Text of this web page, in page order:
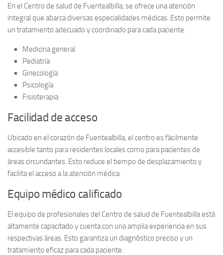
En el Centro de salud de Fuentealbilla, se ofrece una atención
integral que abarca diversas especialidades médicas. Esto permite
un tratamiento adecuado y coordinado para cada paciente.
Medicina general
Pediatría
Ginecología
Psicología
Fisioterapia
Facilidad de acceso
Ubicado en el corazón de Fuentealbilla, el centro es fácilmente
accesible tanto para residentes locales como para pacientes de
áreas circundantes. Esto reduce el tiempo de desplazamiento y
facilita el acceso a la atención médica.
Equipo médico calificado
El equipo de profesionales del Centro de salud de Fuentealbilla está
altamente capacitado y cuenta con una amplia experiencia en sus
respectivas áreas. Esto garantiza un diagnóstico preciso y un
tratamiento eficaz para cada paciente.